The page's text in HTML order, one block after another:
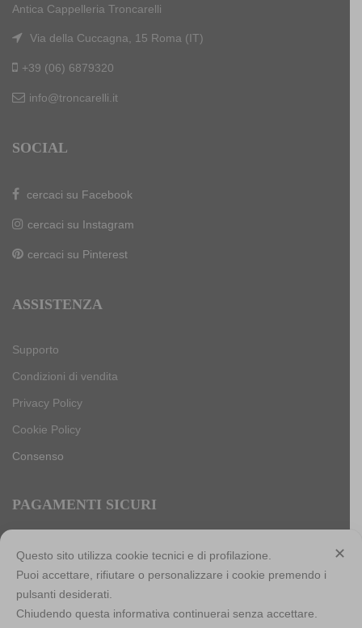
Antica Cappelleria Troncarelli
Via della Cuccagna, 15 Roma (IT)
+39 (06) 6879320
info@troncarelli.it
SOCIAL
cercaci su Facebook
cercaci su Instagram
cercaci su Pinterest
ASSISTENZA
Supporto
Condizioni di vendita
Privacy Policy
Cookie Policy
Consenso
PAGAMENTI SICURI
Antica Cappelleria Troncarelli s.r.l. a socio unico
Codice Fiscale, Iscrizione registro imprese di Roma e Partita
IVA: 05803741007
✕
Questo sito utilizza cookie tecnici e di profilazione.
Puoi accettare, rifiutare o personalizzare i cookie premendo i
pulsanti desiderati.
Chiudendo questa informativa continuerai senza accettare.